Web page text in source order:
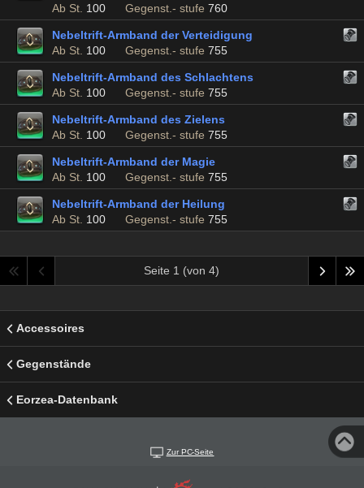
Ab St. 100 Gegenst.- stufe 760
Nebeltrift-Armband der Verteidigung
Ab St. 100 Gegenst.- stufe 755
Nebeltrift-Armband des Schlachtens
Ab St. 100 Gegenst.- stufe 755
Nebeltrift-Armband des Zielens
Ab St. 100 Gegenst.- stufe 755
Nebeltrift-Armband der Magie
Ab St. 100 Gegenst.- stufe 755
Nebeltrift-Armband der Heilung
Ab St. 100 Gegenst.- stufe 755
Seite 1 (von 4)
Accessoires
Gegenstände
Eorzea-Datenbank
Zur PC-Seite